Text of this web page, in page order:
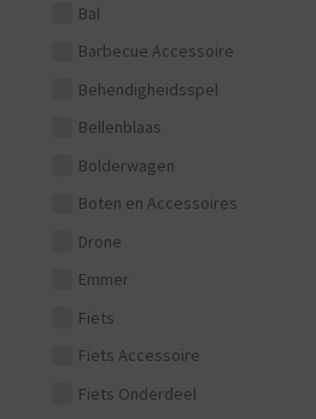
Bal
Barbecue Accessoire
Behendigheidsspel
Bellenblaas
Bolderwagen
Boten en Accessoires
Drone
Emmer
Fiets
Fiets Accessoire
Fiets Onderdeel